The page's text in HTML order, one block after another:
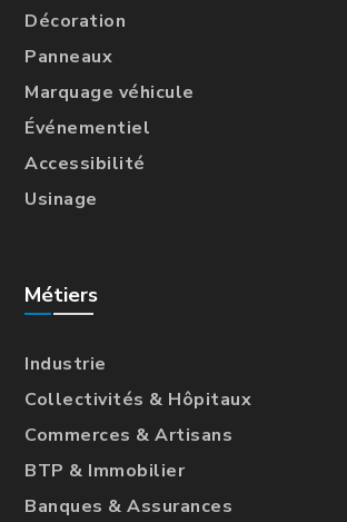
Décoration
Panneaux
Marquage véhicule
Événementiel
Accessibilité
Usinage
Métiers
Industrie
Collectivités & Hôpitaux
Commerces & Artisans
BTP & Immobilier
Banques & Assurances